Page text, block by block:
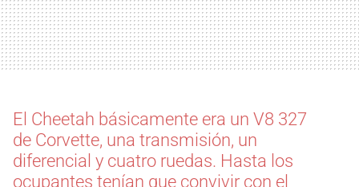
El Cheetah básicamente era un V8 327
de Corvette, una transmisión, un
diferencial y cuatro ruedas. Hasta los
ocupantes tenían que convivir con el